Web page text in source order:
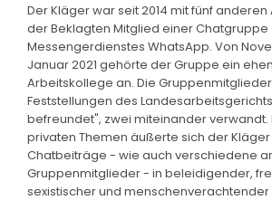
Der Kläger war seit 2014 mit fünf
der Beklagten Mitglied einer Chatgruppe
Messengerdienstes WhatsApp. Von
Januar 2021 gehörte der Gruppe ein
Arbeitskollege an. Die
Feststellungen des
befreundet", zwei miteinander verwandt.
privaten Themen äußerte sich der
Chatbeiträge - wie auch verschiedene
Gruppenmitglieder - in beleidigender,
sexistischer und